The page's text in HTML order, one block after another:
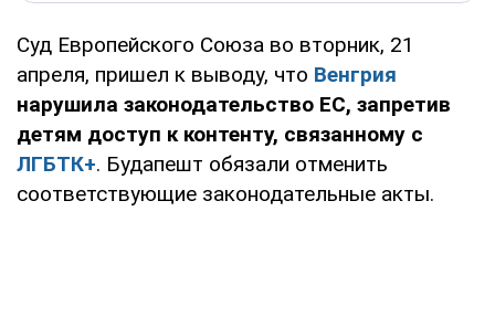
Суд Европейского Союза во вторник, 21
апреля, пришел к выводу, что Венгрия
нарушила законодательство ЕС, запретив
детям доступ к контенту, связанному с
ЛГБТК+. Будапешт обязали отменить
соответствующие законодательные акты.